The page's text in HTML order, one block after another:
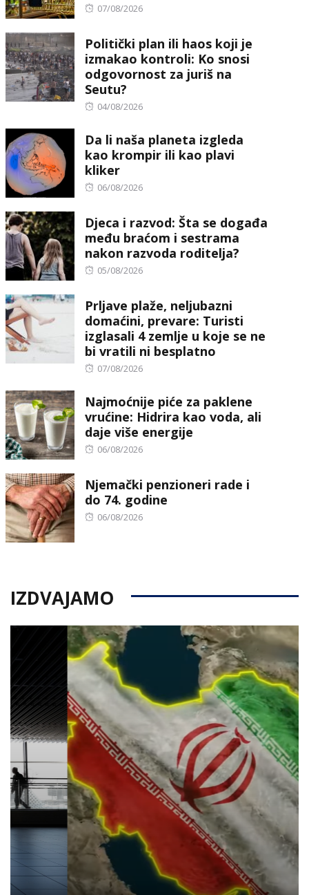
Posted
07/08/2026
Politički plan ili haos koji je
izmakao kontroli: Ko snosi
odgovornost za juriš na
Seutu?
Posted
04/08/2026
Da li naša planeta izgleda
kao krompir ili kao plavi
kliker
Posted
06/08/2026
Djeca i razvod: Šta se događa
među braćom i sestrama
nakon razvoda roditelja?
Posted
05/08/2026
Prljave plaže, neljubazni
domaćini, prevare: Turisti
izglasali 4 zemlje u koje se ne
bi vratili ni besplatno
Posted
07/08/2026
Najmoćnije piće za paklene
vrućine: Hidrira kao voda, ali
daje više energije
Posted
06/08/2026
Njemački penzioneri rade i
do 74. godine
Posted
06/08/2026
IZDVAJAMO